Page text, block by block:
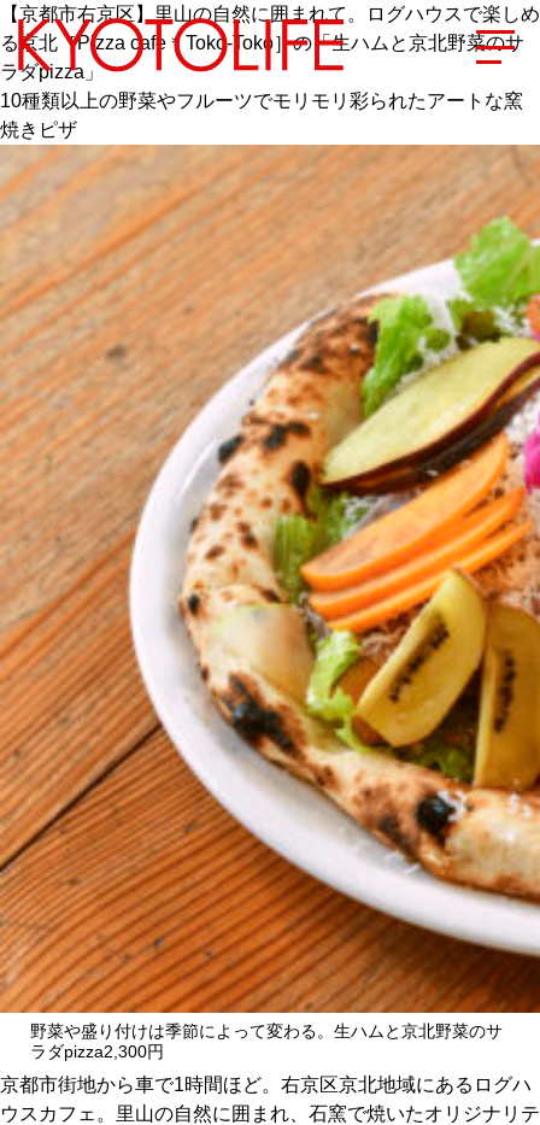
エリアから探す
地図から探す
カテゴリーから探す
SPECIAL
NEW OPEN
SERIES
CULTURE
ABOUT US
Instagram
チケットプレゼント応募
MAIN MENU
SERIES
カレーが好き
【京都市右京区】里山の自然に囲まれて。ログハウスで楽しめ
る京北［Pizza cafe＊Toko-Toko］の「生ハムと京北野菜のサ
ラダpizza」
10種類以上の野菜やフルーツでモリモリ彩られたアートな窯
焼きピザ
野菜や盛り付けは季節によって変わる。生ハムと京北野菜のサ
ラダpizza2,300円
京都市街地から車で1時間ほど。右京区京北地域にあるログハ
ウスカフェ。里山の自然に囲まれ、石窯で焼いたオリジナリテ